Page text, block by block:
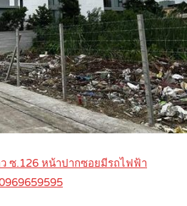
ซ.126 หน้าปากซอยมีรถไฟฟ้า